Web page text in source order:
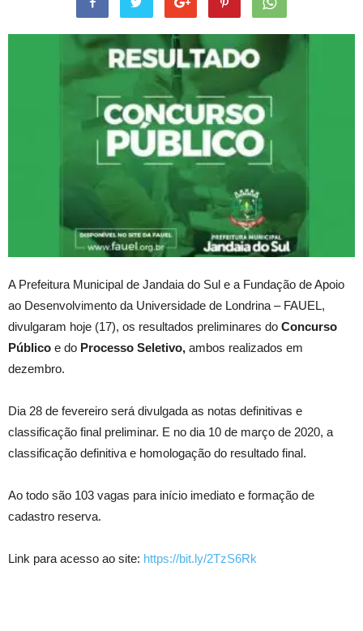
A Prefeitura Municipal de Jandaia do Sul e a Fundação de Apoio
ao Desenvolvimento da Universidade de Londrina – FAUEL,
divulgaram hoje (17), os resultados preliminares do Concurso
Público e do Processo Seletivo, ambos realizados em
dezembro.
Dia 28 de fevereiro será divulgada as notas definitivas e
classificação final preliminar. E no dia 10 de março de 2020, a
classificação definitiva e homologação do resultado final.
Ao todo são 103 vagas para início imediato e formação de
cadastro reserva.
Link para acesso ao site: https://bit.ly/2TzS6Rk